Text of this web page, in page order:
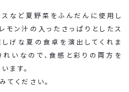
スなど夏野菜をふんだんに使用し
モン汁の入ったさっぱりとしたス
しげな夏の食卓を演出してくれま
れいなので、食感と彩りの両方を
ます。
てください。